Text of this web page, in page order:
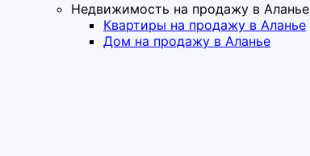
Недвижимость на продажу в Аланье
Квартиры на продажу в Аланье
Дом на продажу в Аланье